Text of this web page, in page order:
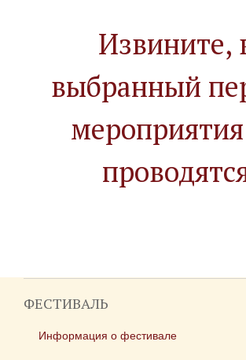
Извините,
выбранный
ФЕСТИВАЛЬ
Информация о фестивале